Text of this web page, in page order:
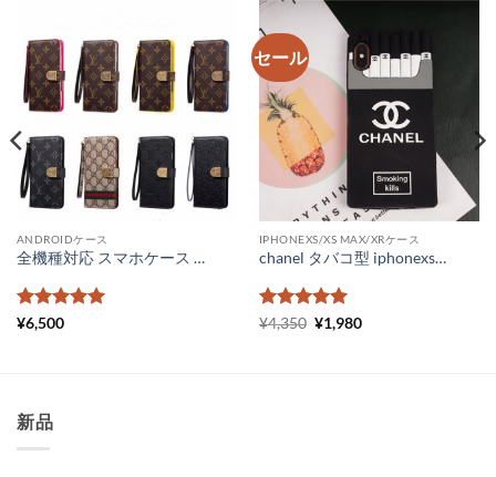
ANDROIDケース
全機種対応 スマホケース かわいい ブランド ヴィトン iphone16/15/14 ケース フリーサイズ 手帳型 gucci 携帯ケース galaxy スライド式 xperia aquos カバー 大人可愛い
5段階中
¥6,500
セール
IPHONEXS/XS MAX/XRケース
chanel タバコ型 iphonexsmaxケース ピンク シャネル パロディ iphonexs ケース シリコン 芸能人 アイフォンケース8プラス chanel スマホケース iphone7plus 人気
5段階中5の
¥4,350 元
¥1,980現
新品